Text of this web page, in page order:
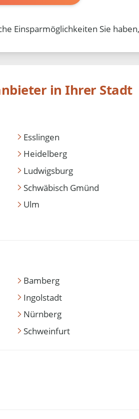
Einsparmöglichkeiten Sie
in Ihrer Stadt
Esslingen
Heidelberg
Ludwigsburg
Schwäbisch Gmünd
Ulm
Bamberg
Ingolstadt
Nürnberg
Schweinfurt